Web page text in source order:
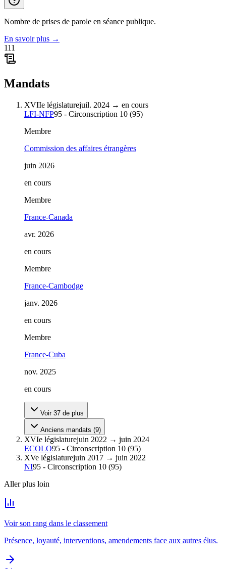
Nombre de prises de parole en séance publique.
En savoir plus →
111
Mandats
XVIIe législaturejuil. 2024 → en cours
LFI-NFP95 - Circonscription 10 (95)
Membre
Commission des affaires étrangères
juin 2026
en cours
Membre
France-Canada
avr. 2026
en cours
Membre
France-Cambodge
janv. 2026
en cours
Membre
France-Cuba
nov. 2025
en cours
Voir 37 de plus
Anciens mandats (9)
XVIe législaturejuin 2022 → juin 2024
ECOLO95 - Circonscription 10 (95)
XVe législaturejuin 2017 → juin 2022
NI95 - Circonscription 10 (95)
Aller plus loin
Voir son rang dans le classement
Présence, loyauté, interventions, amendements face aux autres élus.